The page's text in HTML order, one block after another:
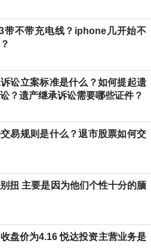
带不带充电线？iphone几开始不
讼立案标准是什么？如何提起遗
？遗产继承诉讼需要哪些证件？
易规则是什么？退市股票如何交
扭 主要是因为他们个性十分的腼
盘价为4.16 ​悦达投资主营业务是